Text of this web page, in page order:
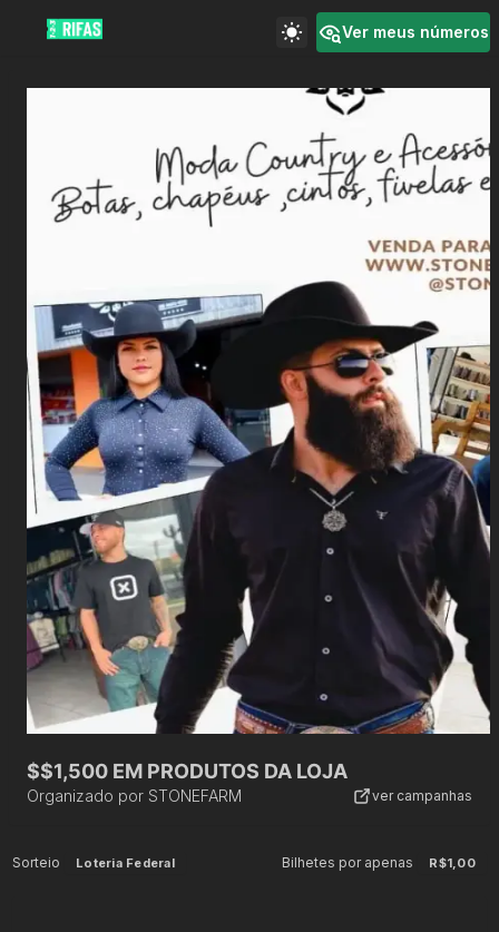
Ver meus números
$$1,500 EM PRODUTOS DA LOJA
Organizado por STONEFARM ver campanhas
Sorteio Loteria Federal Bilhetes por apenas R$1,00